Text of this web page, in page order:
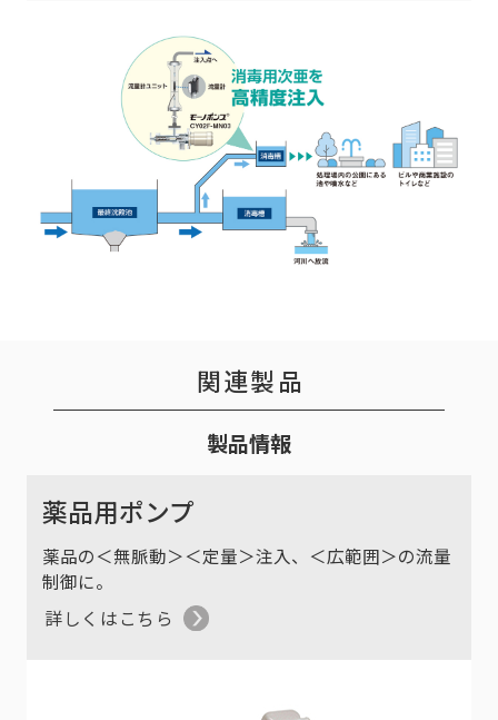
関連製品
製品情報
薬品用ポンプ
薬品の＜無脈動＞＜定量＞注入、＜広範囲＞の流量
制御に。
詳しくはこちら